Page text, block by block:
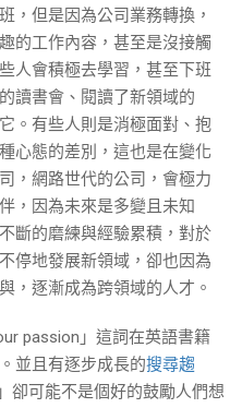
，但是因為公司業務轉換，
的工作內容，甚至是沒接觸
人會積極去學習，甚至下班
讀書會、閱讀了新領域的
。有些人則是消極面對、抱
心態的差別，這也是在變化
，網路世代的公司，會極力
，因為未來是多變且未知
斷的磨練與經驗累積，對於
停地發展新領域，卻也因為
，逐漸成為跨領域的人才。
passion」這詞在英語書籍
並且有逐步成長的搜尋趨
卻可能不是個好的鼓勵人們想